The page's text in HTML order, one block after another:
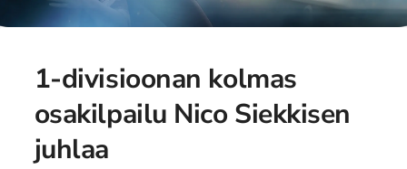
1-divisioonan kolmas
osakilpailu Nico Siekkisen
juhlaa